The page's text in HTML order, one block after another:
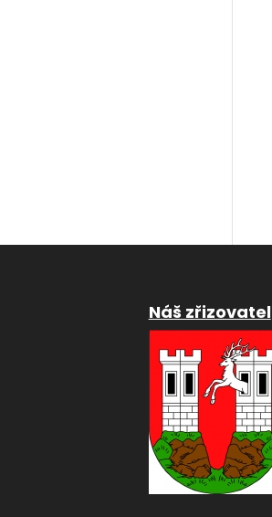
Náš zřizovatel